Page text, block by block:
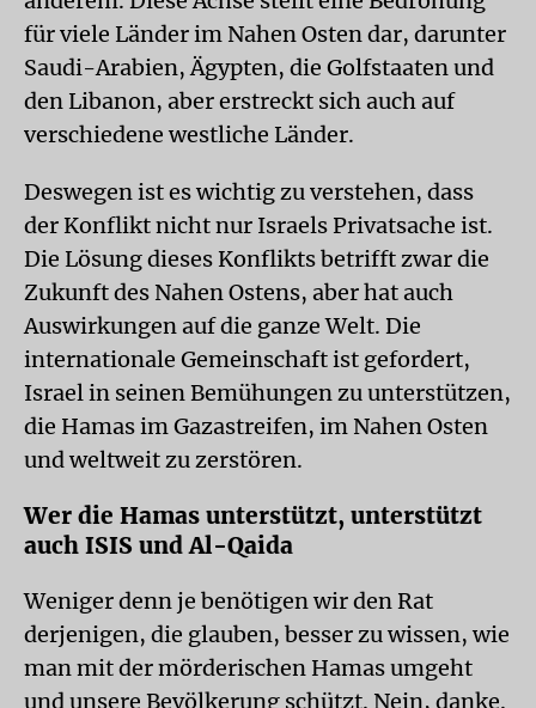
für viele Länder im Nahen Osten dar, darunter
Saudi-Arabien, Ägypten, die Golfstaaten und
den Libanon, aber erstreckt sich auch auf
verschiedene westliche Länder.
Deswegen ist es wichtig zu verstehen, dass
der Konflikt nicht nur Israels Privatsache ist.
Die Lösung dieses Konflikts betrifft zwar die
Zukunft des Nahen Ostens, aber hat auch
Auswirkungen auf die ganze Welt. Die
internationale Gemeinschaft ist gefordert,
Israel in seinen Bemühungen zu unterstützen,
die Hamas im Gazastreifen, im Nahen Osten
und weltweit zu zerstören.
Wer die Hamas unterstützt, unterstützt
auch ISIS und Al-Qaida
Weniger denn je benötigen wir den Rat
derjenigen, die glauben, besser zu wissen, wie
man mit der mörderischen Hamas umgeht
und unsere Bevölkerung schützt. Nein, danke.